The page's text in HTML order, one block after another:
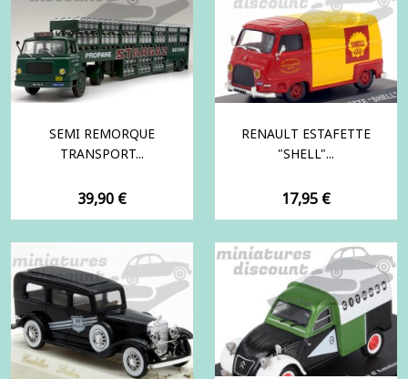
SEMI REMORQUE
TRANSPORT...
Prix
39,90 €
RENAULT ESTAFETTE
"SHELL"...
Prix
17,95 €